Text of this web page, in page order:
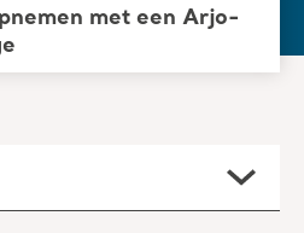
met een Arjo-